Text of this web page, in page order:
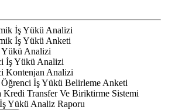
İş Yükü Analizi
İş Yükü Anketi
Yükü Analizi
İş Yükü Analizi
Kontenjan Analizi
İş Yükü Belirleme Anketi
Kredi Transfer Ve Biriktirme Sistemi
Yükü Analiz Raporu